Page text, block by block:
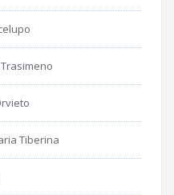
Tiberina